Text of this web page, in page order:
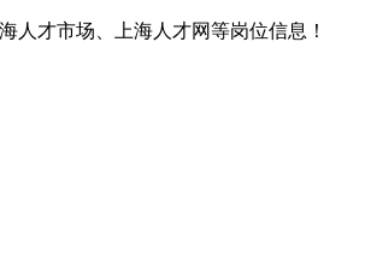
人才市场、上海人才网等岗位信息！